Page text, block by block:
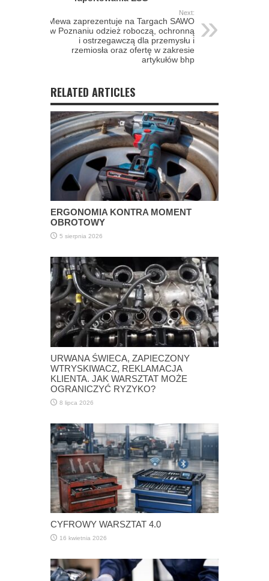
Next:
Mewa zaprezentuje na Targach SAWO
w Poznaniu odzież roboczą, ochronną
i ostrzegawczą dla przemysłu i
rzemiosła oraz ofertę w zakresie
artykułów bhp
RELATED ARTICLES
ERGONOMIA KONTRA MOMENT
OBROTOWY
5 sierpnia 2026
URWANA ŚWIECA, ZAPIECZONY
WTRYSKIWACZ, REKLAMACJA
KLIENTA. JAK WARSZTAT MOŻE
OGRANICZYĆ RYZYKO?
8 lipca 2026
CYFROWY WARSZTAT 4.0
16 kwietnia 2026